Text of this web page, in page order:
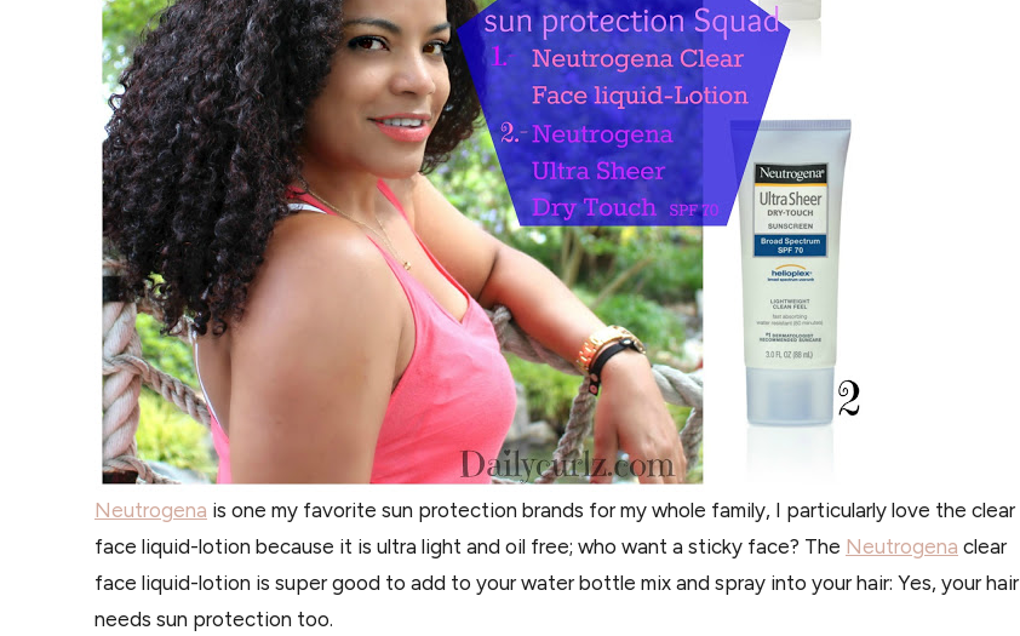
Neutrogena is one my favorite sun protection brands for my whole family, I particularly love the clear
face liquid-lotion because it is ultra light and oil free; who want a sticky face? The Neutrogena clear
face liquid-lotion is super good to add to your water bottle mix and spray into your hair: Yes, your hair
needs sun protection too.